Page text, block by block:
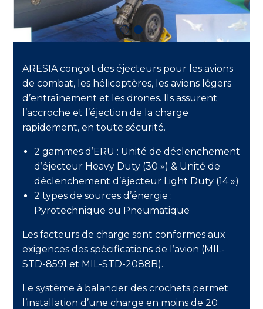
ARESIA conçoit des éjecteurs pour les avions
de combat, les hélicoptères, les avions légers
d’entraînement et les drones. Ils assurent
l’accroche et l’éjection de la charge
rapidement, en toute sécurité.
2 gammes d’ERU : Unité de déclenchement
d’éjecteur Heavy Duty (30 ») & Unité de
déclenchement d’éjecteur Light Duty (14 »)
2 types de sources d’énergie :
Pyrotechnique ou Pneumatique
Les facteurs de charge sont conformes aux
exigences des spécifications de l’avion (MIL-
STD-8591 et MIL-STD-2088B).
Le système à balancier des crochets permet
l’installation d’une charge en moins de 20